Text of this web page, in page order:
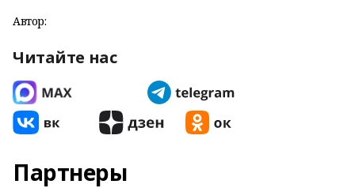
Автор:
Читайте нас
Партнеры